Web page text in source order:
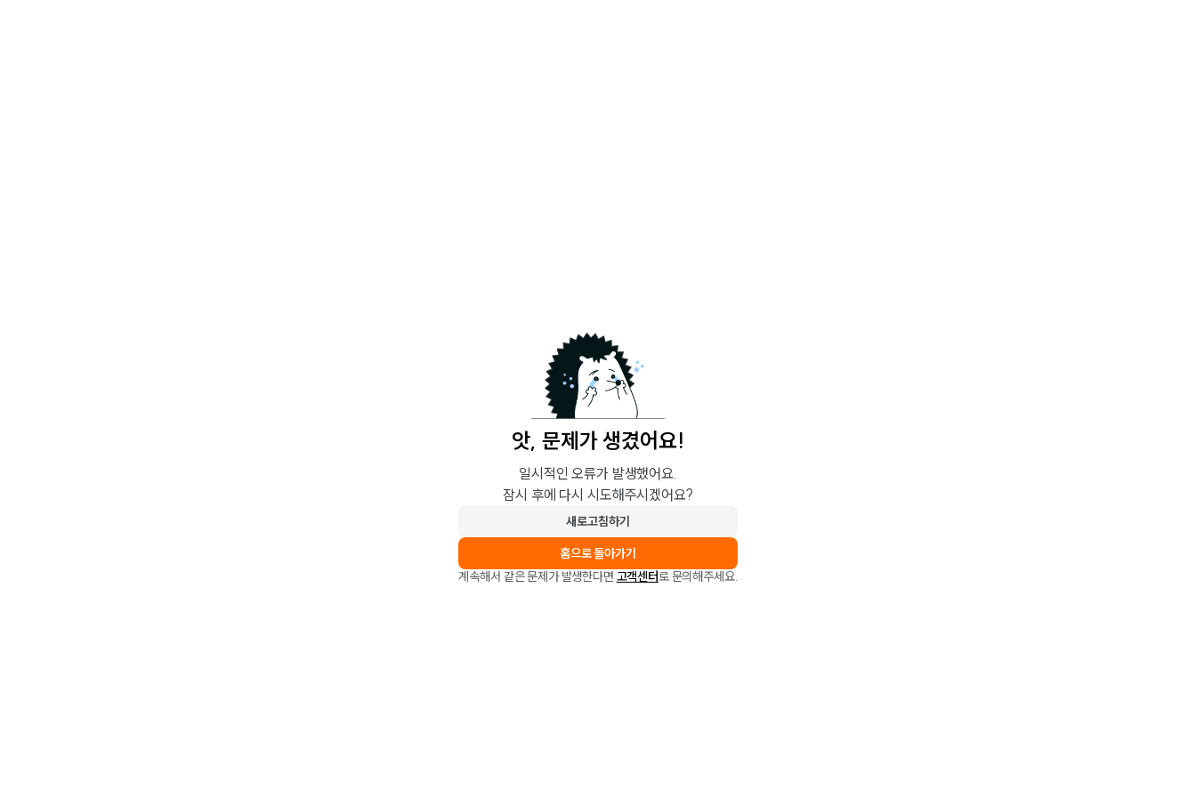
앗, 문제가 생겼어요!
일시적인 오류가 발생했어요.
잠시 후에 다시 시도해주시겠어요?
새로고침하기
홈으로 돌아가기
계속해서 같은 문제가 발생한다면 고객센터로 문의해주세요.